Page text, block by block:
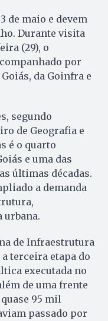
de maio e devem
Durante visita
(29), o
por
da Goinfra e
segundo
de Geografia e
é o quarto
e uma das
últimas décadas.
a demanda
urbana.
de Infraestrutura
terceira etapa do
executada no
de uma frente
95 mil
passado por